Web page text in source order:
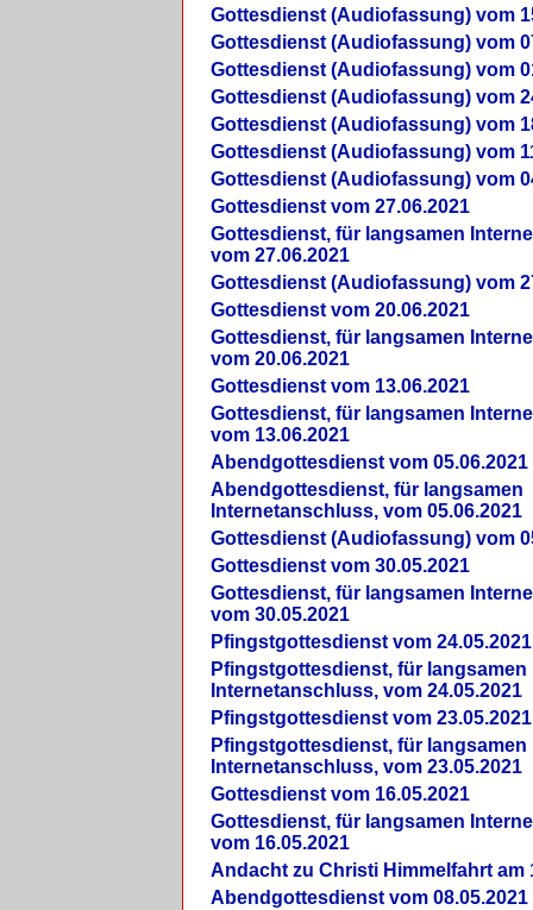
Gottesdienst (Audiofassung) vom
Gottesdienst (Audiofassung) vom
Gottesdienst (Audiofassung) vom
Gottesdienst (Audiofassung) vom
Gottesdienst (Audiofassung) vom
Gottesdienst (Audiofassung) vom
Gottesdienst (Audiofassung) vom
Gottesdienst vom 27.06.2021
Gottesdienst, für langsamen
vom 27.06.2021
Gottesdienst (Audiofassung) vom
Gottesdienst vom 20.06.2021
Gottesdienst, für langsamen
vom 20.06.2021
Gottesdienst vom 13.06.2021
Gottesdienst, für langsamen
vom 13.06.2021
Abendgottesdienst vom 05.06.2021
Abendgottesdienst, für langsamen
Internetanschluss, vom 05.06.2021
Gottesdienst (Audiofassung) vom
Gottesdienst vom 30.05.2021
Gottesdienst, für langsamen
vom 30.05.2021
Pfingstgottesdienst vom 24.05.2021
Pfingstgottesdienst, für langsamen
Internetanschluss, vom 24.05.2021
Pfingstgottesdienst vom 23.05.2021
Pfingstgottesdienst, für langsamen
Internetanschluss, vom 23.05.2021
Gottesdienst vom 16.05.2021
Gottesdienst, für langsamen
vom 16.05.2021
Andacht zu Christi Himmelfahrt am
Abendgottesdienst vom 08.05.2021